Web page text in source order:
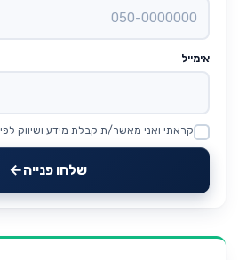
אימייל
Website
קראתי ואני מאשר/ת קבלת מידע ושיווק לפי
שלחו פנייה